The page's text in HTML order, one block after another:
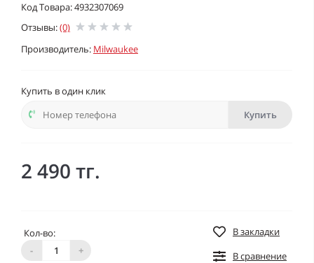
Код Товара: 4932307069
Отзывы:(0)
Производитель: Milwaukee
Купить в один клик
Купить
2 490 тг.
Кол-во:
-
+
В закладки
В сравнение